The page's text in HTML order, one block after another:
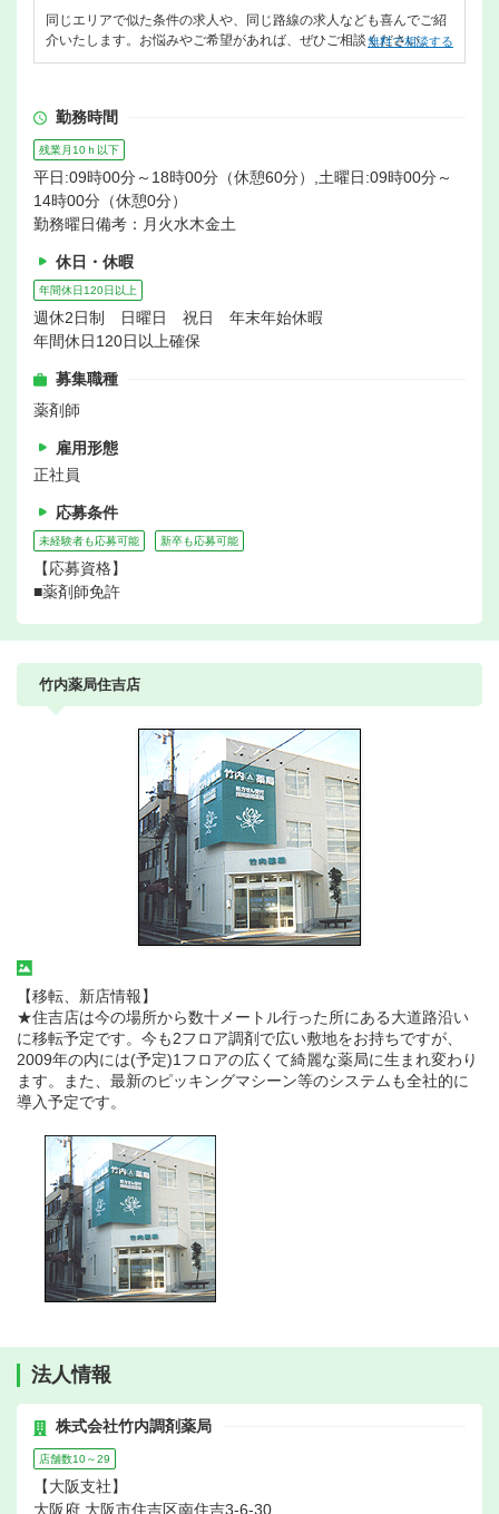
同じエリアで似た条件の求人や、同じ路線の求人なども喜んでご紹
介いたします。お悩みやご希望があれば、ぜひご相談ください。
無料で相談する
勤務時間
残業月10ｈ以下
平日:09時00分～18時00分（休憩60分）,土曜日:09時00分～
14時00分（休憩0分）
勤務曜日備考：月火水木金土
休日・休暇
年間休日120日以上
週休2日制 日曜日 祝日 年末年始休暇
年間休日120日以上確保
募集職種
薬剤師
雇用形態
正社員
応募条件
未経験者も応募可能 新卒も応募可能
【応募資格】
■薬剤師免許
竹内薬局住吉店
【移転、新店情報】
★住吉店は今の場所から数十メートル行った所にある大道路沿い
に移転予定です。今も2フロア調剤で広い敷地をお持ちですが、
2009年の内には(予定)1フロアの広くて綺麗な薬局に生まれ変わり
ます。また、最新のピッキングマシーン等のシステムも全社的に
導入予定です。
法人情報
株式会社竹内調剤薬局
店舗数10～29
【大阪支社】
大阪府 大阪市住吉区南住吉3-6-30